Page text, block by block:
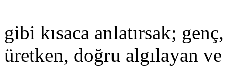
gibi kısaca anlatırsak;
üretken, doğru algılayan ve